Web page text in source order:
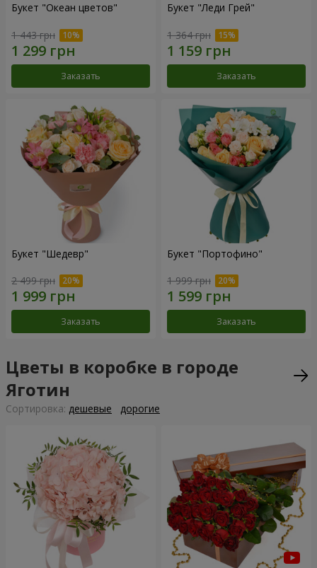
Букет "Океан цветов"
1 443 грн
Заказать
Букет "Леди Грей"
1 364 грн
Заказать
Букет "Шедевр"
2 499 грн
Заказать
Букет "Портофино"
1 999 грн
Заказать
Цветы в коробке в городе
Яготин
Cортировка: дешевые дорогие